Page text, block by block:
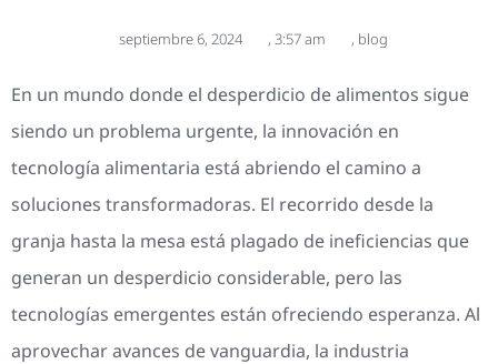
septiembre 6, 2024 , 3:57 am , blog
En un mundo donde el desperdicio de alimentos sigue
siendo un problema urgente, la innovación en
tecnología alimentaria está abriendo el camino a
soluciones transformadoras. El recorrido desde la
granja hasta la mesa está plagado de ineficiencias que
generan un desperdicio considerable, pero las
tecnologías emergentes están ofreciendo esperanza. Al
aprovechar avances de vanguardia, la industria